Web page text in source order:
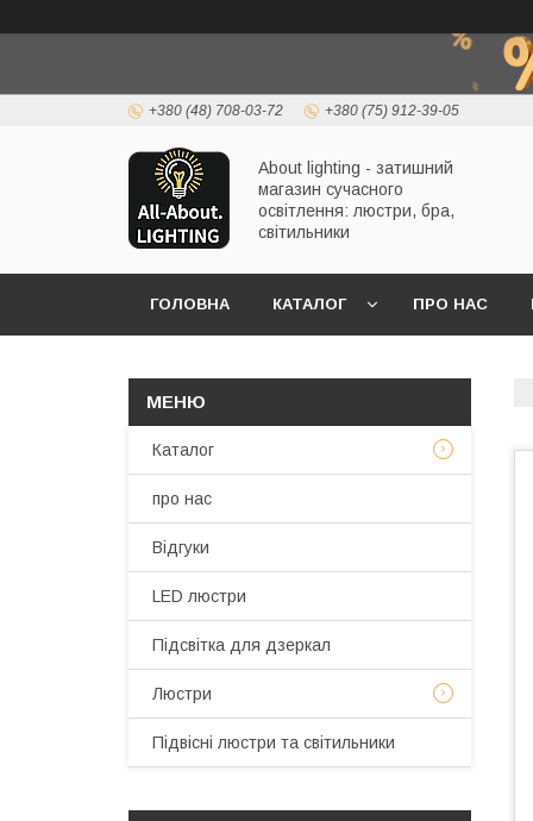
+380 (48) 708-03-72 +380 (75) 912-39-05
About lighting - затишний
магазин сучасного
освітлення: люстри, бра,
світильники
ГОЛОВНА КАТАЛОГ ПРО НАС
Каталог
про нас
Відгуки
LED люстри
Підсвітка для дзеркал
Люстри
Підвісні люстри та світильники